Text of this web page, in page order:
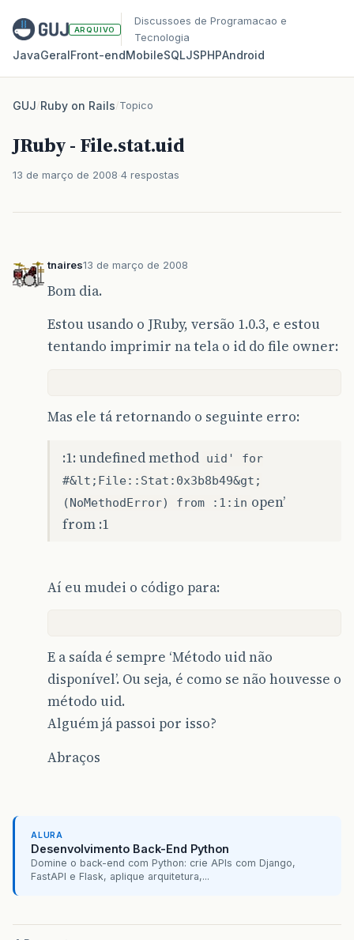
ARQUIVO
Discussoes de Programacao e
Tecnologia
JavaGeralFront‑endMobileSQLJSPHPAndroid
GUJ/Ruby on Rails/Topico
JRuby - File.stat.uid
13 de março de 2008 4 respostas
tnaires13 de março de 2008
Bom dia.
Estou usando o JRuby, versão 1.0.3, e estou
tentando imprimir na tela o id do file owner:
Mas ele tá retornando o seguinte erro:
:1: undefined method uid' for
#&lt;File::Stat:0x3b8b49&gt;
(NoMethodError) from :1:in open’
from :1
Aí eu mudei o código para:
E a saída é sempre ‘Método uid não
disponível’. Ou seja, é como se não houvesse o
método uid.
Alguém já passoi por isso?
Abraços
ALURA
Desenvolvimento Back-End Python
Domine o back-end com Python: crie APIs com Django,
FastAPI e Flask, aplique arquitetura,...